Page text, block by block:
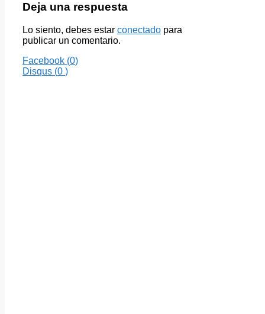
Deja una respuesta
Lo siento, debes estar conectado para
publicar un comentario.
Facebook (0)
Disqus (0 )